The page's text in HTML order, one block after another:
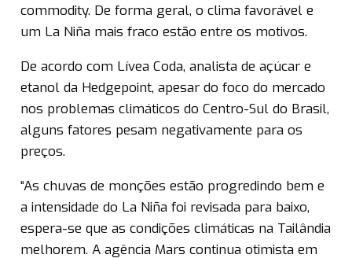
commodity. De forma geral, o clima favorável e
um La Niña mais fraco estão entre os motivos.
De acordo com Lívea Coda, analista de açúcar e
etanol da Hedgepoint, apesar do foco do mercado
nos problemas climáticos do Centro-Sul do Brasil,
alguns fatores pesam negativamente para os
preços.
“As chuvas de monções estão progredindo bem e
a intensidade do La Niña foi revisada para baixo,
espera-se que as condições climáticas na Tailândia
melhorem. A agência Mars continua otimista em